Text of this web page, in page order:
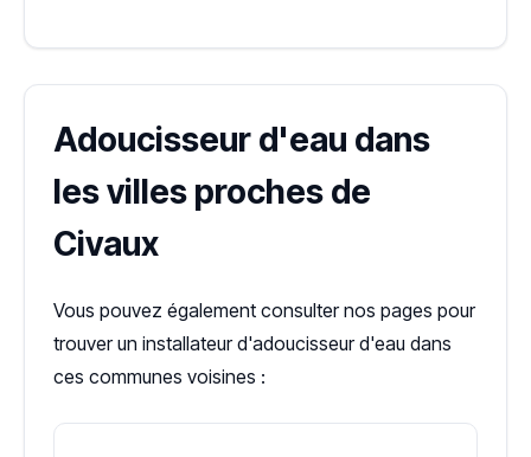
Adoucisseur d'eau dans
les villes proches de
Civaux
Vous pouvez également consulter nos pages pour
trouver un installateur d'adoucisseur d'eau dans
ces communes voisines :